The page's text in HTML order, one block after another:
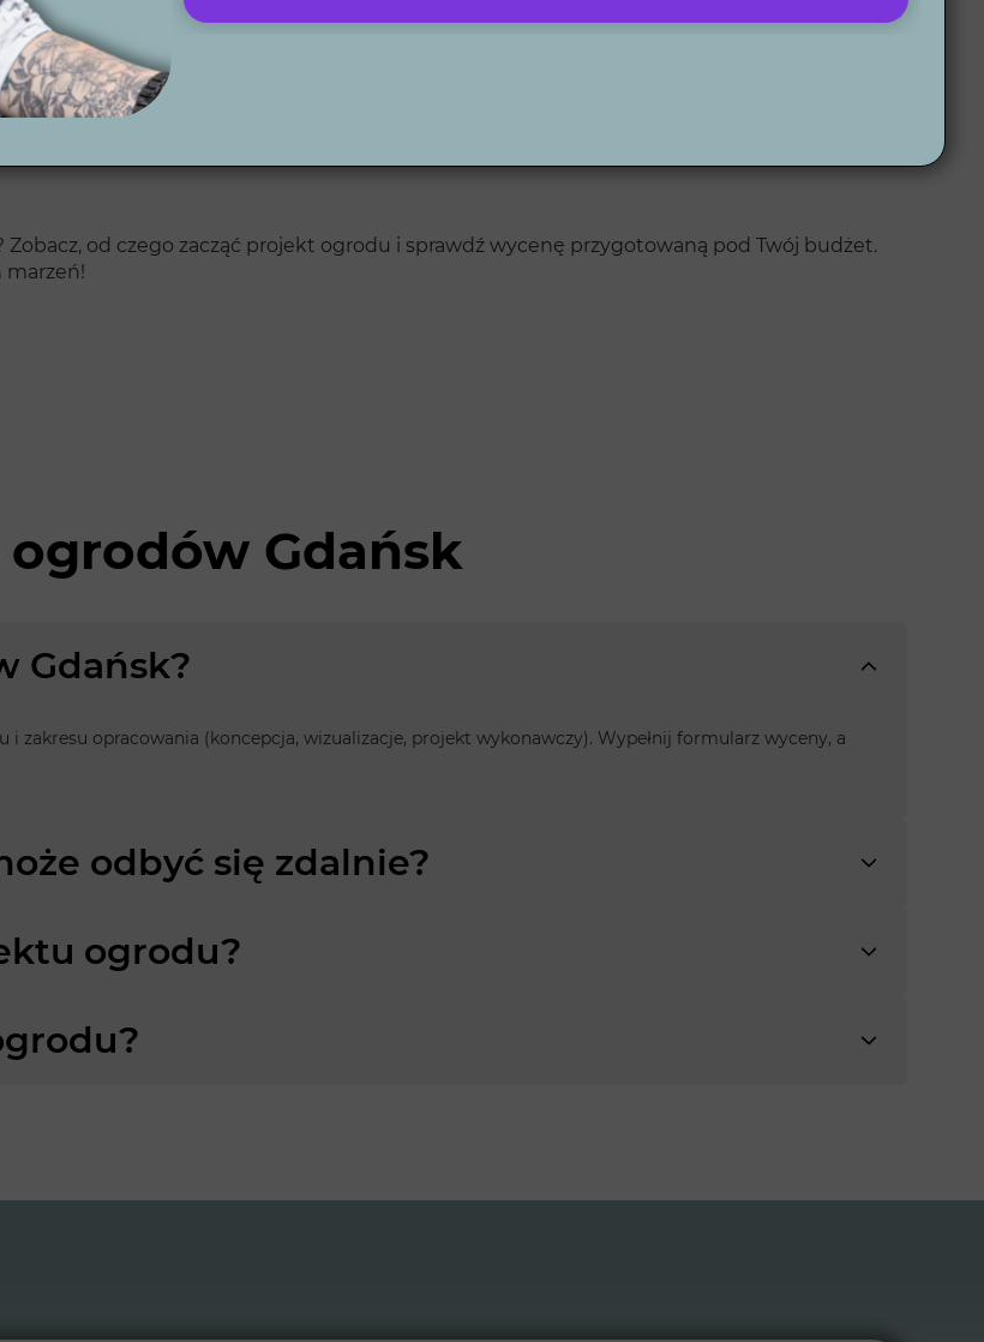
i model ogrodu.
od czego zacząć projekt ogrodu i sprawdź wycenę przygotowaną pod Twój budżet.
marzeń!
Gdańsk
Gdańsk?
i zakresu opracowania (koncepcja, wizualizacje, projekt wykonawczy). Wypełnij formularz wyceny, a
odbyć się zdalnie?
ogrodu?